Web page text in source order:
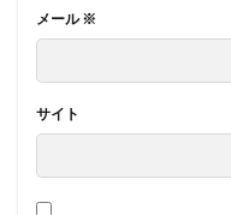
メール※
サイト